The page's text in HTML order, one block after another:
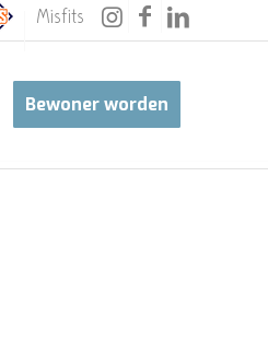
Misfits
Bewoner worden